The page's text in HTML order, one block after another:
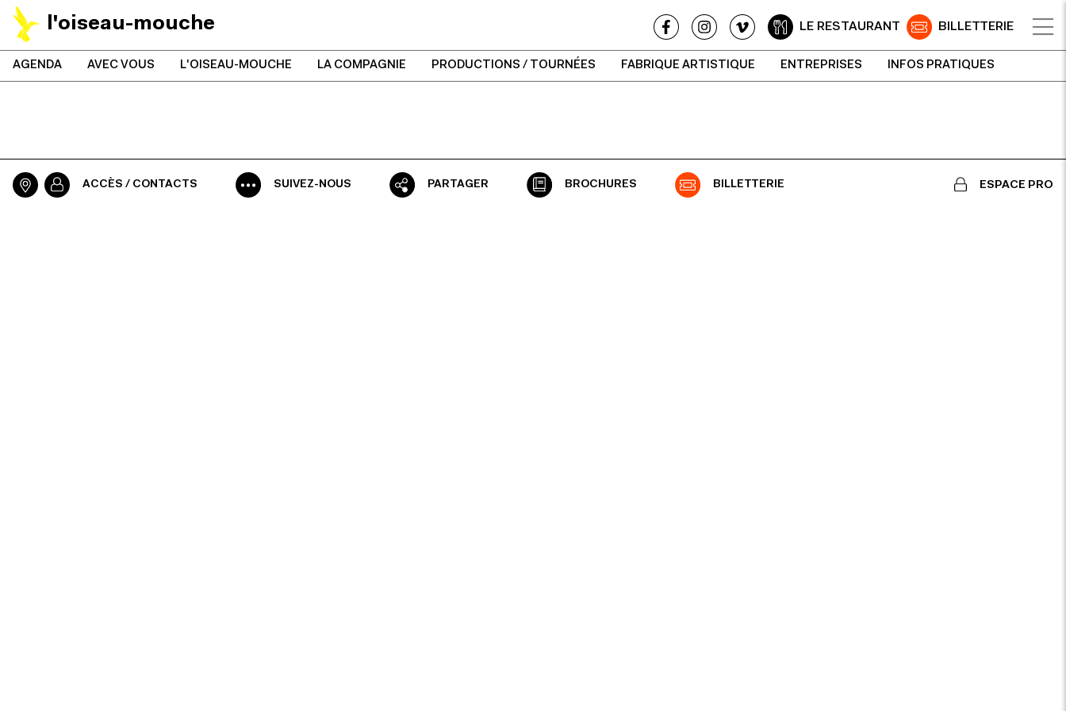
l'oiseau-mouche LE RESTAURANT BILLETTERIE
AGENDA AVEC VOUS L'OISEAU-MOUCHE LA COMPAGNIE PRODUCTIONS / TOURNÉES FABRIQUE ARTISTIQUE ENTREPRISES INFOS PRATIQUES
ACCÈS / CONTACTS SUIVEZ-NOUS PARTAGER BROCHURES BILLETTERIE ESPACE PRO